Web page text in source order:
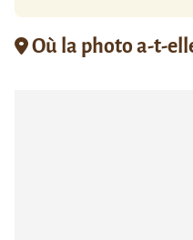
Où la photo a-t-